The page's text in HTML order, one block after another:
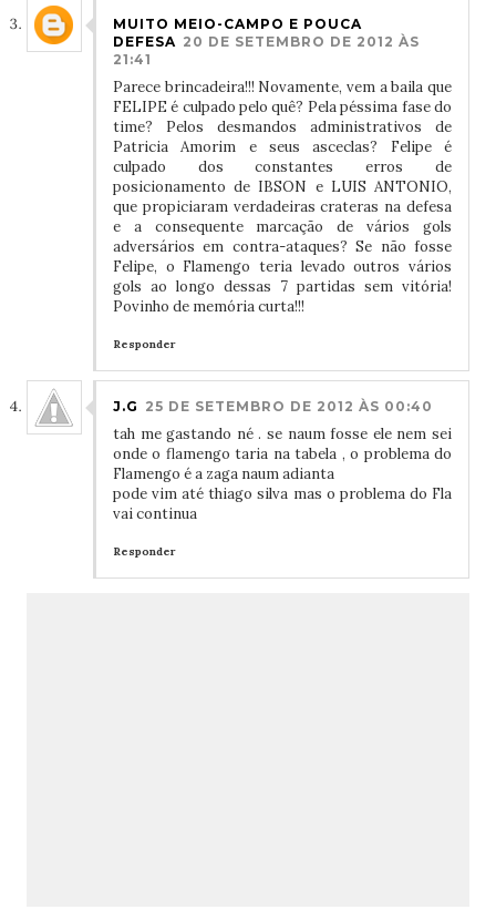
MUITO MEIO-CAMPO E POUCA
DEFESA 20 DE SETEMBRO DE 2012 ÀS
21:41
Parece brincadeira!!! Novamente, vem a baila que
FELIPE é culpado pelo quê? Pela péssima fase do
time? Pelos desmandos administrativos de
Patricia Amorim e seus asceclas? Felipe é
culpado dos constantes erros de
posicionamento de IBSON e LUIS ANTONIO,
que propiciaram verdadeiras crateras na defesa
e a consequente marcação de vários gols
adversários em contra-ataques? Se não fosse
Felipe, o Flamengo teria levado outros vários
gols ao longo dessas 7 partidas sem vitória!
Povinho de memória curta!!!
Responder
J.G 25 DE SETEMBRO DE 2012 ÀS 00:40
tah me gastando né . se naum fosse ele nem sei
onde o flamengo taria na tabela , o problema do
Flamengo é a zaga naum adianta
pode vim até thiago silva mas o problema do Fla
vai continua
Responder